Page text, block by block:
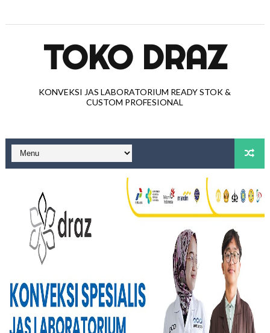
TOKO DRAZ
KONVEKSI JAS LABORATORIUM READY STOK &
CUSTOM PROFESIONAL